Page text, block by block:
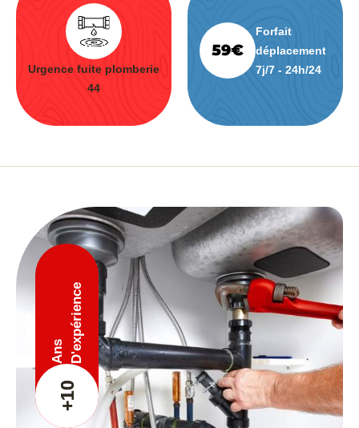
Urgence fuite plomberie
44
Forfait
déplacement
7j/7 - 24h/24
+10
Ans D'expérience